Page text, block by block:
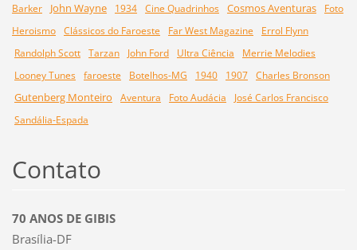
Barker
John Wayne 1934 Cine Quadrinhos Cosmos Aventuras
Foto
Heroismo Clássicos do Faroeste Far West Magazine
Errol Flynn
Randolph Scott Tarzan John Ford Ultra Ciência
Merrie Melodies
Looney Tunes faroeste Botelhos-MG 1940 1907 Charles Bronson
Gutenberg Monteiro Aventura Foto Audácia
José Carlos Francisco
Sandália-Espada
Contato
70 ANOS DE GIBIS
Brasília-DF